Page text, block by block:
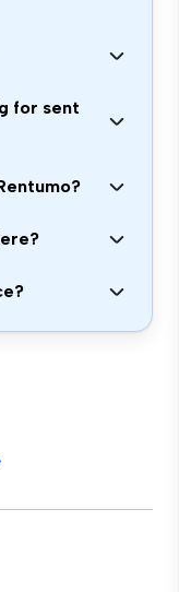
for sent